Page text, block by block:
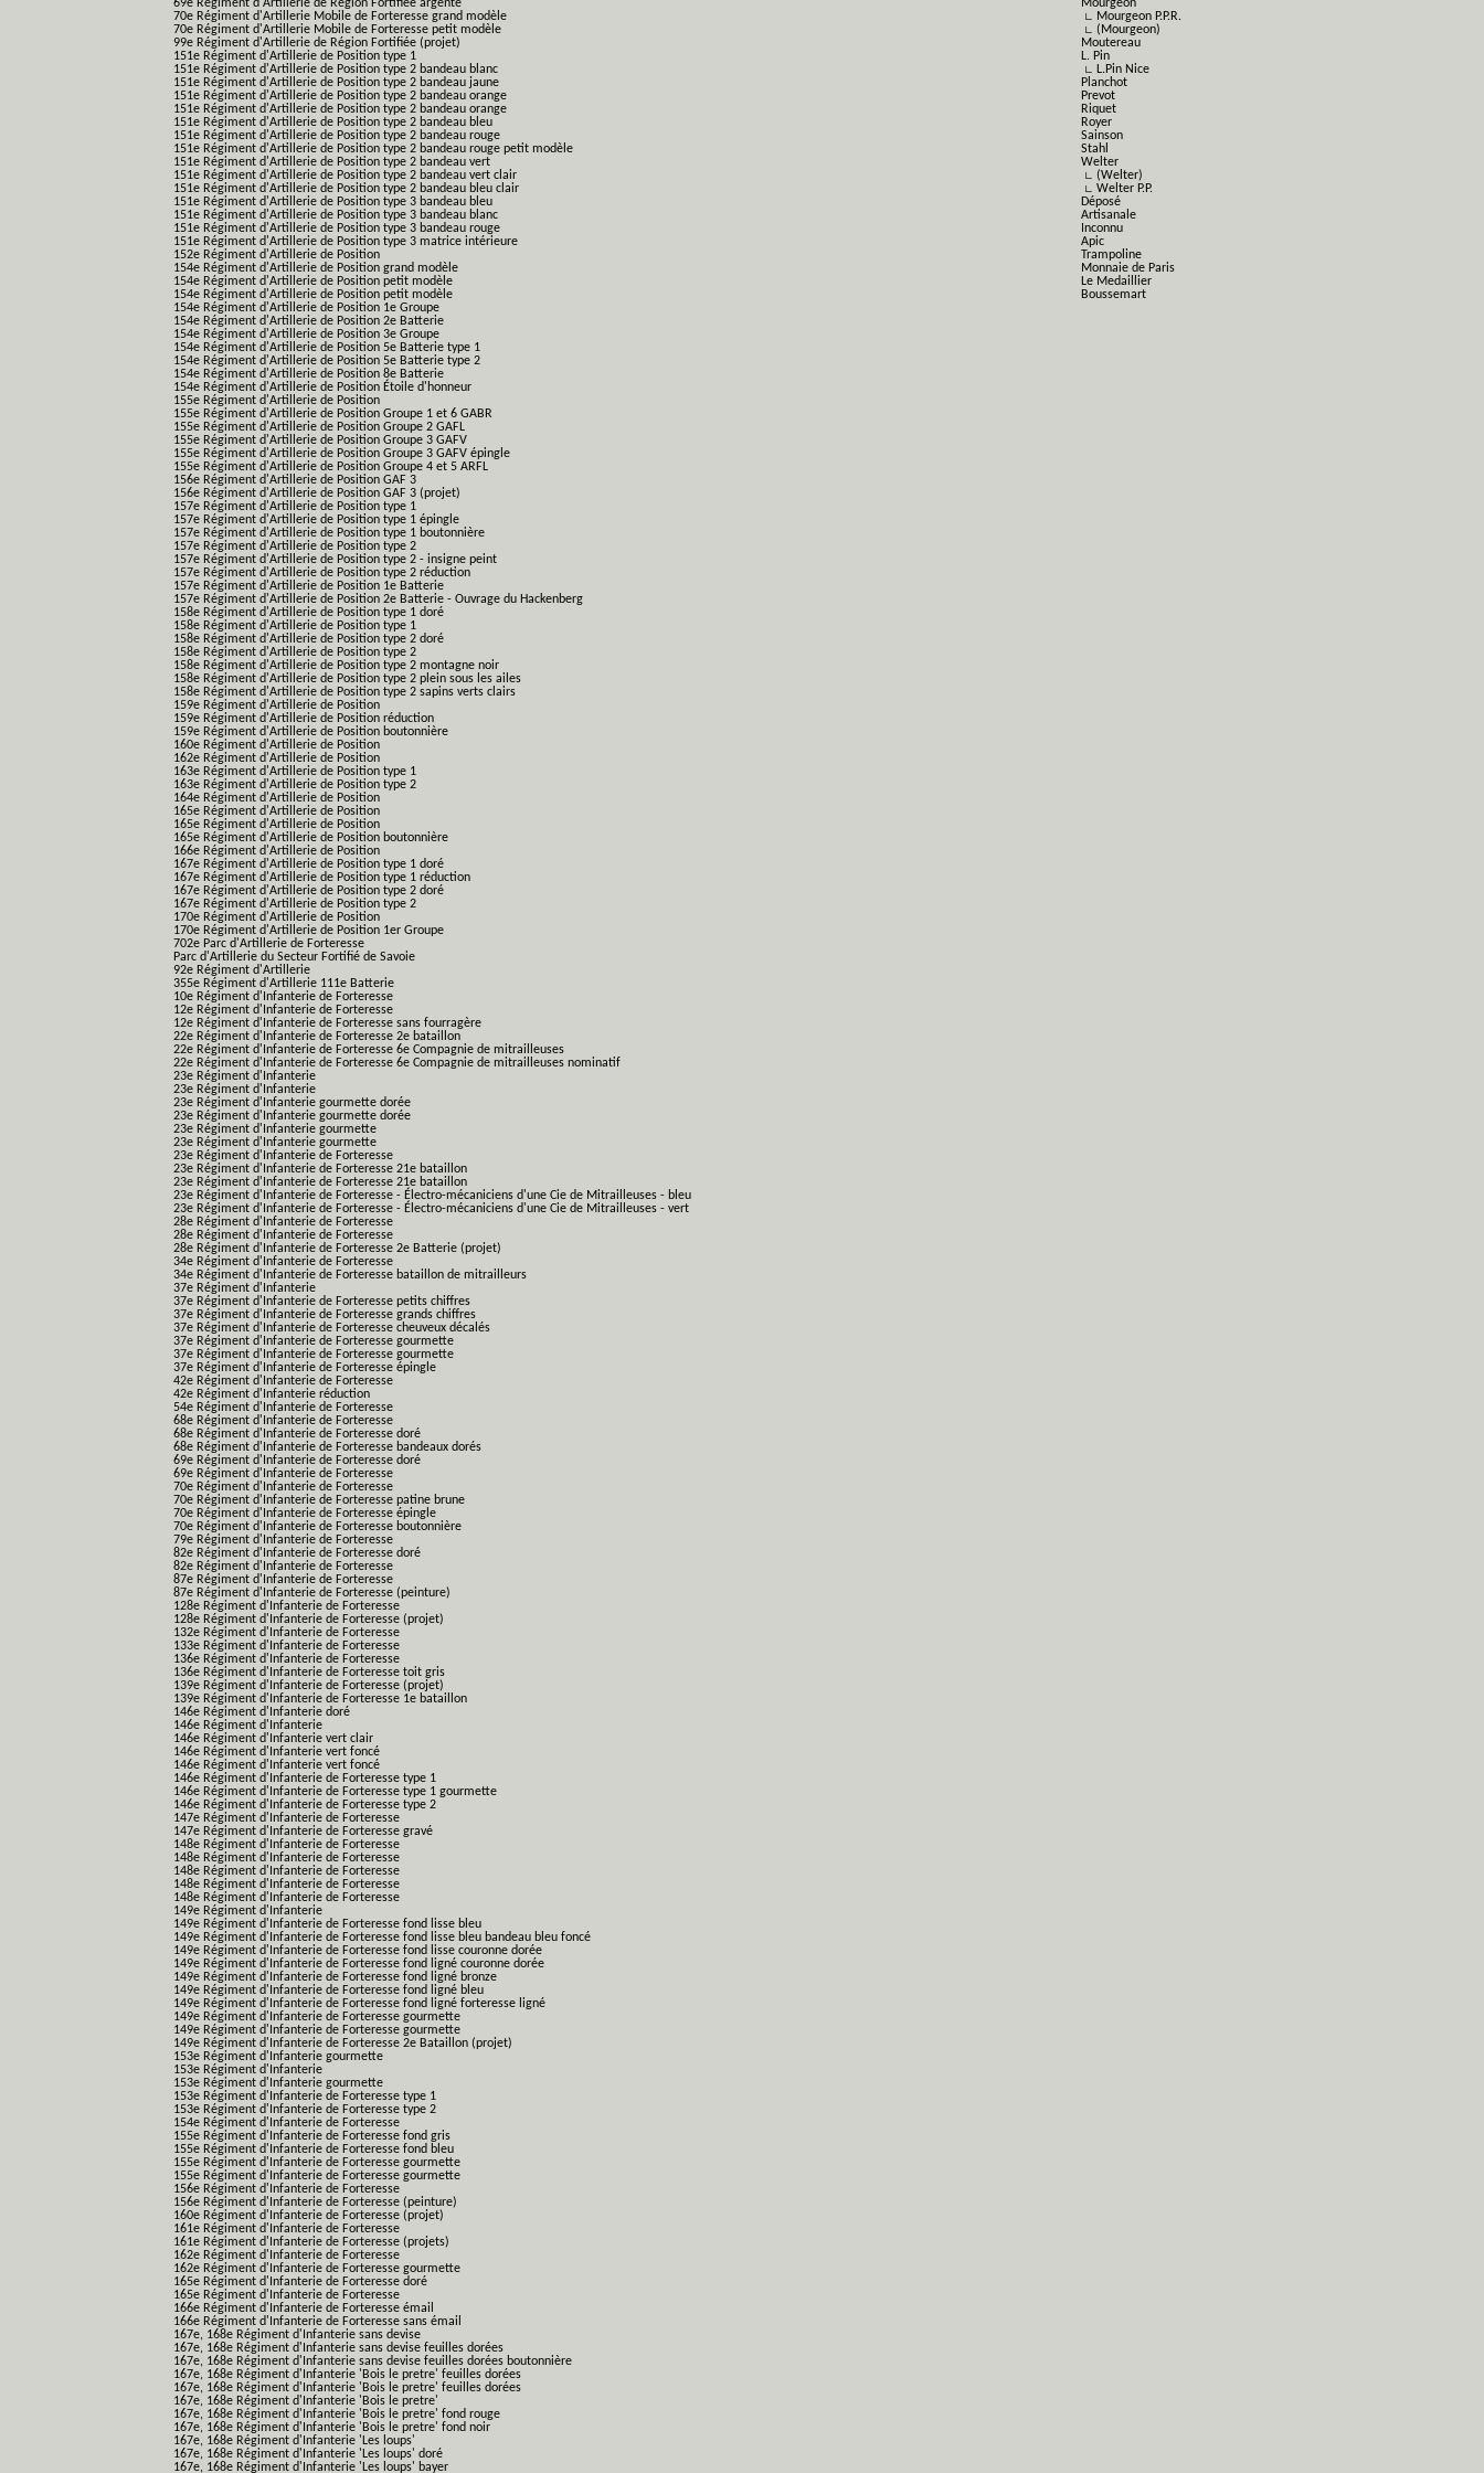
69e Régiment d'Artillerie de Région Fortifiée argenté
70e Régiment d'Artillerie Mobile de Forteresse grand modèle
70e Régiment d'Artillerie Mobile de Forteresse petit modèle
99e Régiment d'Artillerie de Région Fortifiée (projet)
151e Régiment d'Artillerie de Position type 1
151e Régiment d'Artillerie de Position type 2 bandeau blanc
151e Régiment d'Artillerie de Position type 2 bandeau jaune
151e Régiment d'Artillerie de Position type 2 bandeau orange
151e Régiment d'Artillerie de Position type 2 bandeau orange
151e Régiment d'Artillerie de Position type 2 bandeau bleu
151e Régiment d'Artillerie de Position type 2 bandeau rouge
151e Régiment d'Artillerie de Position type 2 bandeau rouge petit modèle
151e Régiment d'Artillerie de Position type 2 bandeau vert
151e Régiment d'Artillerie de Position type 2 bandeau vert clair
151e Régiment d'Artillerie de Position type 2 bandeau bleu clair
151e Régiment d'Artillerie de Position type 3 bandeau bleu
151e Régiment d'Artillerie de Position type 3 bandeau blanc
151e Régiment d'Artillerie de Position type 3 bandeau rouge
151e Régiment d'Artillerie de Position type 3 matrice intérieure
152e Régiment d'Artillerie de Position
154e Régiment d'Artillerie de Position grand modèle
154e Régiment d'Artillerie de Position petit modèle
154e Régiment d'Artillerie de Position petit modèle
154e Régiment d'Artillerie de Position 1e Groupe
154e Régiment d'Artillerie de Position 2e Batterie
154e Régiment d'Artillerie de Position 3e Groupe
154e Régiment d'Artillerie de Position 5e Batterie type 1
154e Régiment d'Artillerie de Position 5e Batterie type 2
154e Régiment d'Artillerie de Position 8e Batterie
154e Régiment d'Artillerie de Position Étoile d'honneur
155e Régiment d'Artillerie de Position
155e Régiment d'Artillerie de Position Groupe 1 et 6 GABR
155e Régiment d'Artillerie de Position Groupe 2 GAFL
155e Régiment d'Artillerie de Position Groupe 3 GAFV
155e Régiment d'Artillerie de Position Groupe 3 GAFV épingle
155e Régiment d'Artillerie de Position Groupe 4 et 5 ARFL
156e Régiment d'Artillerie de Position GAF 3
156e Régiment d'Artillerie de Position GAF 3 (projet)
157e Régiment d'Artillerie de Position type 1
157e Régiment d'Artillerie de Position type 1 épingle
157e Régiment d'Artillerie de Position type 1 boutonnière
157e Régiment d'Artillerie de Position type 2
157e Régiment d'Artillerie de Position type 2 - insigne peint
157e Régiment d'Artillerie de Position type 2 réduction
157e Régiment d'Artillerie de Position 1e Batterie
157e Régiment d'Artillerie de Position 2e Batterie - Ouvrage du Hackenberg
158e Régiment d'Artillerie de Position type 1 doré
158e Régiment d'Artillerie de Position type 1
158e Régiment d'Artillerie de Position type 2 doré
158e Régiment d'Artillerie de Position type 2
158e Régiment d'Artillerie de Position type 2 montagne noir
158e Régiment d'Artillerie de Position type 2 plein sous les ailes
158e Régiment d'Artillerie de Position type 2 sapins verts clairs
159e Régiment d'Artillerie de Position
159e Régiment d'Artillerie de Position réduction
159e Régiment d'Artillerie de Position boutonnière
160e Régiment d'Artillerie de Position
162e Régiment d'Artillerie de Position
163e Régiment d'Artillerie de Position type 1
163e Régiment d'Artillerie de Position type 2
164e Régiment d'Artillerie de Position
165e Régiment d'Artillerie de Position
165e Régiment d'Artillerie de Position
165e Régiment d'Artillerie de Position boutonnière
166e Régiment d'Artillerie de Position
167e Régiment d'Artillerie de Position type 1 doré
167e Régiment d'Artillerie de Position type 1 réduction
167e Régiment d'Artillerie de Position type 2 doré
167e Régiment d'Artillerie de Position type 2
170e Régiment d'Artillerie de Position
170e Régiment d'Artillerie de Position 1er Groupe
702e Parc d'Artillerie de Forteresse
Parc d'Artillerie du Secteur Fortifié de Savoie
92e Régiment d'Artillerie
355e Régiment d'Artillerie 111e Batterie
10e Régiment d'Infanterie de Forteresse
12e Régiment d'Infanterie de Forteresse
12e Régiment d'Infanterie de Forteresse sans fourragère
22e Régiment d'Infanterie de Forteresse 2e bataillon
22e Régiment d'Infanterie de Forteresse 6e Compagnie de mitrailleuses
22e Régiment d'Infanterie de Forteresse 6e Compagnie de mitrailleuses nominatif
23e Régiment d'Infanterie
23e Régiment d'Infanterie
23e Régiment d'Infanterie gourmette dorée
23e Régiment d'Infanterie gourmette dorée
23e Régiment d'Infanterie gourmette
23e Régiment d'Infanterie gourmette
23e Régiment d'Infanterie de Forteresse
23e Régiment d'Infanterie de Forteresse 21e bataillon
23e Régiment d'Infanterie de Forteresse 21e bataillon
23e Régiment d'Infanterie de Forteresse - Électro-mécaniciens d'une Cie de Mitrailleuses - bleu
23e Régiment d'Infanterie de Forteresse - Électro-mécaniciens d'une Cie de Mitrailleuses - vert
28e Régiment d'Infanterie de Forteresse
28e Régiment d'Infanterie de Forteresse
28e Régiment d'Infanterie de Forteresse 2e Batterie (projet)
34e Régiment d'Infanterie de Forteresse
34e Régiment d'Infanterie de Forteresse bataillon de mitrailleurs
37e Régiment d'Infanterie
37e Régiment d'Infanterie de Forteresse petits chiffres
37e Régiment d'Infanterie de Forteresse grands chiffres
37e Régiment d'Infanterie de Forteresse cheuveux décalés
37e Régiment d'Infanterie de Forteresse gourmette
37e Régiment d'Infanterie de Forteresse gourmette
37e Régiment d'Infanterie de Forteresse épingle
42e Régiment d'Infanterie de Forteresse
42e Régiment d'Infanterie réduction
54e Régiment d'Infanterie de Forteresse
68e Régiment d'Infanterie de Forteresse
68e Régiment d'Infanterie de Forteresse doré
68e Régiment d'Infanterie de Forteresse bandeaux dorés
69e Régiment d'Infanterie de Forteresse doré
69e Régiment d'Infanterie de Forteresse
70e Régiment d'Infanterie de Forteresse
70e Régiment d'Infanterie de Forteresse patine brune
70e Régiment d'Infanterie de Forteresse épingle
70e Régiment d'Infanterie de Forteresse boutonnière
79e Régiment d'Infanterie de Forteresse
82e Régiment d'Infanterie de Forteresse doré
82e Régiment d'Infanterie de Forteresse
87e Régiment d'Infanterie de Forteresse
87e Régiment d'Infanterie de Forteresse (peinture)
128e Régiment d'Infanterie de Forteresse
128e Régiment d'Infanterie de Forteresse (projet)
132e Régiment d'Infanterie de Forteresse
133e Régiment d'Infanterie de Forteresse
136e Régiment d'Infanterie de Forteresse
136e Régiment d'Infanterie de Forteresse toit gris
139e Régiment d'Infanterie de Forteresse (projet)
139e Régiment d'Infanterie de Forteresse 1e bataillon
146e Régiment d'Infanterie doré
146e Régiment d'Infanterie
146e Régiment d'Infanterie vert clair
146e Régiment d'Infanterie vert foncé
146e Régiment d'Infanterie vert foncé
146e Régiment d'Infanterie de Forteresse type 1
146e Régiment d'Infanterie de Forteresse type 1 gourmette
146e Régiment d'Infanterie de Forteresse type 2
147e Régiment d'Infanterie de Forteresse
147e Régiment d'Infanterie de Forteresse gravé
148e Régiment d'Infanterie de Forteresse
148e Régiment d'Infanterie de Forteresse
148e Régiment d'Infanterie de Forteresse
148e Régiment d'Infanterie de Forteresse
148e Régiment d'Infanterie de Forteresse
149e Régiment d'Infanterie
149e Régiment d'Infanterie de Forteresse fond lisse bleu
149e Régiment d'Infanterie de Forteresse fond lisse bleu bandeau bleu foncé
149e Régiment d'Infanterie de Forteresse fond lisse couronne dorée
149e Régiment d'Infanterie de Forteresse fond ligné couronne dorée
149e Régiment d'Infanterie de Forteresse fond ligné bronze
149e Régiment d'Infanterie de Forteresse fond ligné bleu
149e Régiment d'Infanterie de Forteresse fond ligné forteresse ligné
149e Régiment d'Infanterie de Forteresse gourmette
149e Régiment d'Infanterie de Forteresse gourmette
149e Régiment d'Infanterie de Forteresse 2e Bataillon (projet)
153e Régiment d'Infanterie gourmette
153e Régiment d'Infanterie
153e Régiment d'Infanterie gourmette
153e Régiment d'Infanterie de Forteresse type 1
153e Régiment d'Infanterie de Forteresse type 2
154e Régiment d'Infanterie de Forteresse
155e Régiment d'Infanterie de Forteresse fond gris
155e Régiment d'Infanterie de Forteresse fond bleu
155e Régiment d'Infanterie de Forteresse gourmette
155e Régiment d'Infanterie de Forteresse gourmette
156e Régiment d'Infanterie de Forteresse
156e Régiment d'Infanterie de Forteresse (peinture)
160e Régiment d'Infanterie de Forteresse (projet)
161e Régiment d'Infanterie de Forteresse
161e Régiment d'Infanterie de Forteresse (projets)
162e Régiment d'Infanterie de Forteresse
162e Régiment d'Infanterie de Forteresse gourmette
165e Régiment d'Infanterie de Forteresse doré
165e Régiment d'Infanterie de Forteresse
166e Régiment d'Infanterie de Forteresse émail
166e Régiment d'Infanterie de Forteresse sans émail
167e, 168e Régiment d'Infanterie sans devise
167e, 168e Régiment d'Infanterie sans devise feuilles dorées
167e, 168e Régiment d'Infanterie sans devise feuilles dorées boutonnière
167e, 168e Régiment d'Infanterie 'Bois le pretre' feuilles dorées
167e, 168e Régiment d'Infanterie 'Bois le pretre' feuilles dorées
167e, 168e Régiment d'Infanterie 'Bois le pretre'
167e, 168e Régiment d'Infanterie 'Bois le pretre' fond rouge
167e, 168e Régiment d'Infanterie 'Bois le pretre' fond noir
167e, 168e Régiment d'Infanterie 'Les loups'
167e, 168e Régiment d'Infanterie 'Les loups' doré
167e, 168e Régiment d'Infanterie 'Les loups' bayer
Mourgeon
∟ Mourgeon P.P.R.
∟ (Mourgeon)
Moutereau
L. Pin
∟ L.Pin Nice
Planchot
Prevot
Riquet
Royer
Sainson
Stahl
Welter
∟ (Welter)
∟ Welter P.P.
Déposé
Artisanale
Inconnu
Apic
Trampoline
Monnaie de Paris
Le Medaillier
Boussemart